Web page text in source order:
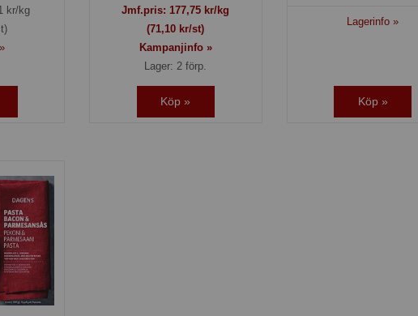
kr/kg
Jmf.pris: 177,75 kr/kg
(71,10 kr/st)
Kampanjinfo »
Lager: 2 förp.
Köp »
Lagerinfo »
Köp »